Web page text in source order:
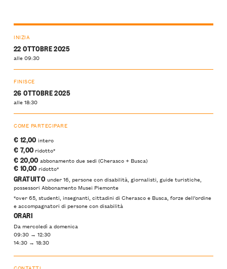
INIZIA
22 OTTOBRE 2025
alle 09:30
FINISCE
26 OTTOBRE 2025
alle 18:30
COME PARTECIPARE
€ 12,00 intero
€ 7,00ridotto*
€ 20,00 abbonamento due sedi (Cherasco + Busca)
€ 10,00 ridotto*
GRATUITO under 16, persone con disabilità, giornalisti, guide turistiche,
possessori Abbonamento Musei Piemonte
*over 65, studenti, insegnanti, cittadini di Cherasco e Busca, forze dell’ordine
e accompagnatori di persone con disabilità
ORARI
Da mercoledì a domenica
09:30 → 12:30
14:30 → 18:30